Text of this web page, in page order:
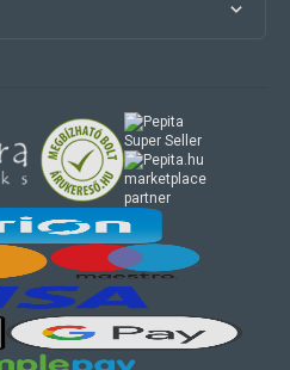
marketplace
partner